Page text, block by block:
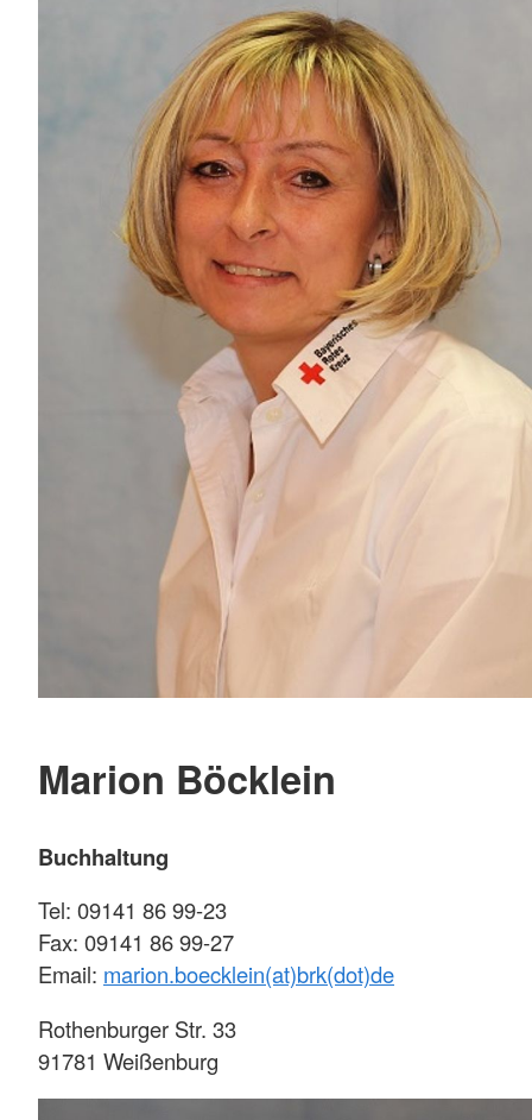
Marion Böcklein
Buchhaltung
Tel: 09141 86 99-23
Fax: 09141 86 99-27
Email: marion.boecklein(at)brk(dot)de
Rothenburger Str. 33
91781 Weißenburg